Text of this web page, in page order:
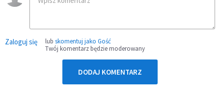
Zaloguj się lub skomentuj jako Gość
Twój komentarz będzie moderowany
DODAJ KOMENTARZ